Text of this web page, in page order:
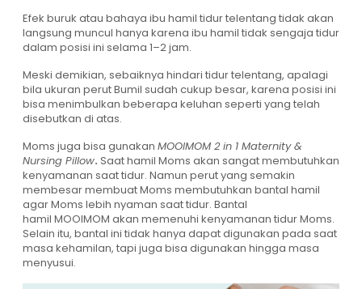
Efek buruk atau bahaya ibu hamil tidur telentang tidak akan
langsung muncul hanya karena ibu hamil tidak sengaja tidur
dalam posisi ini selama 1–2 jam.
Meski demikian, sebaiknya hindari tidur telentang, apalagi
bila ukuran perut Bumil sudah cukup besar, karena posisi ini
bisa menimbulkan beberapa keluhan seperti yang telah
disebutkan di atas.
Moms juga bisa gunakan MOOIMOM 2 in 1 Maternity &
Nursing Pillow. Saat hamil Moms akan sangat membutuhkan
kenyamanan saat tidur. Namun perut yang semakin
membesar membuat Moms membutuhkan bantal hamil
agar Moms lebih nyaman saat tidur. Bantal
hamil MOOIMOM akan memenuhi kenyamanan tidur Moms.
Selain itu, bantal ini tidak hanya dapat digunakan pada saat
masa kehamilan, tapi juga bisa digunakan hingga masa
menyusui.